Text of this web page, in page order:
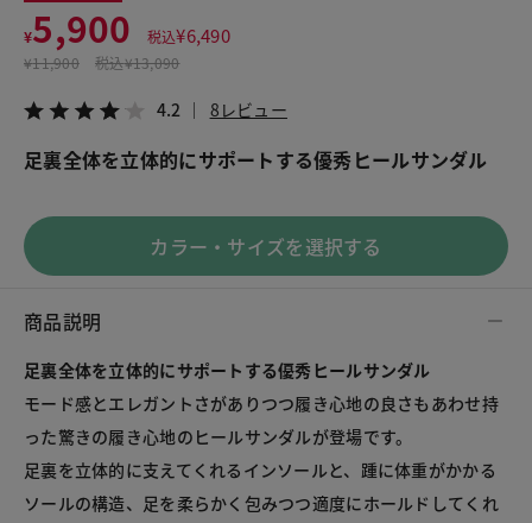
¥5,900 税込¥6,490
¥11,900 税込¥13,090
4.2 8レビュー
足裏全体を立体的にサポートする優秀ヒールサンダル
カラー・サイズを選択する
商品説明
足裏全体を立体的にサポートする優秀ヒールサンダル
モード感とエレガントさがありつつ履き心地の良さもあわせ持
った驚きの履き心地のヒールサンダルが登場です。
足裏を立体的に支えてくれるインソールと、踵に体重がかかる
ソールの構造、足を柔らかく包みつつ適度にホールドしてくれ
¥5,900
税込¥6,490